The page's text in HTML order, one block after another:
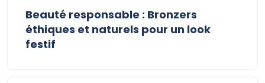
Beauté responsable : Bronzers
éthiques et naturels pour un look
festif